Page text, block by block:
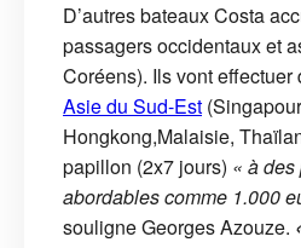
D’autres bateaux Costa
passagers occidentaux et
Coréens). Ils vont effectuer
Asie du Sud-Est
Hongkong,Malaisie,
papillon (2x7 jours) « à
abordables comme 1.000
souligne Georges Azouze.